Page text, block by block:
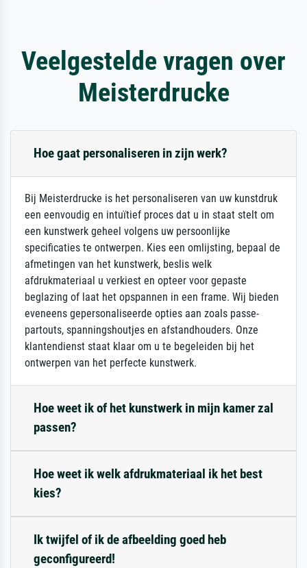
Veelgestelde vragen over
Meisterdrucke
Hoe gaat personaliseren in zijn werk?
Bij Meisterdrucke is het personaliseren van uw kunstdruk
een eenvoudig en intuïtief proces dat u in staat stelt om
een kunstwerk geheel volgens uw persoonlijke
specificaties te ontwerpen. Kies een omlijsting, bepaal de
afmetingen van het kunstwerk, beslis welk
afdrukmateriaal u verkiest en opteer voor gepaste
beglazing of laat het opspannen in een frame. Wij bieden
eveneens gepersonaliseerde opties aan zoals passe-
partouts, spanningshoutjes en afstandhouders. Onze
klantendienst staat klaar om u te begeleiden bij het
ontwerpen van het perfecte kunstwerk.
Hoe weet ik of het kunstwerk in mijn kamer zal
passen?
Hoe weet ik welk afdrukmateriaal ik het best
kies?
Ik twijfel of ik de afbeelding goed heb
geconfigureerd!